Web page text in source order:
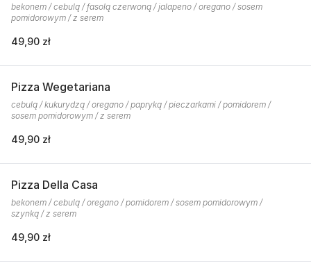
bekonem / cebulą / fasolą czerwoną / jalapeno / oregano / sosem
pomidorowym / z serem
49,90 zł
Pizza Wegetariana
cebulą / kukurydzą / oregano / papryką / pieczarkami / pomidorem /
sosem pomidorowym / z serem
49,90 zł
Pizza Della Casa
bekonem / cebulą / oregano / pomidorem / sosem pomidorowym /
szynką / z serem
49,90 zł